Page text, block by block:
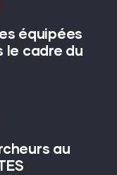
équipées
le cadre du
au